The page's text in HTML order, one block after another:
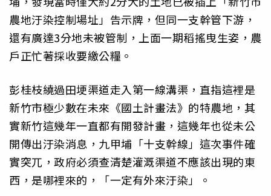
農地汙染控制場址」告示牌，但同一支幹管下游，
還有廣達3分地未被管制，上面一期稻搖曳生姿，農
戶正忙著採收要繳公糧。
彭桂枝繞過田埂渠道走入第一線溝渠，直指這裡是
新竹市極少數在未來《國土計畫法》的特農地，其
實新竹這幾年一直都有開發計畫，這幾年也從未公
開傳出汙染消息，九甲埔「十支幹線」這次事件確
實突兀，政府必須查清楚灌溉渠道不應該出現的東
西，是哪裡來的，「一定有外來汙染」。